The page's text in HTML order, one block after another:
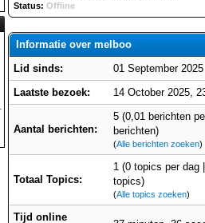
Status: Offline
Informatie over melboo
Lid sinds:
01 September 2025
Laatste bezoek:
14 October 2025,
Aantal berichten:
5 (0,01 berichten
berichten)
(Alle berichten zoeken)
Totaal Topics:
1 (0 topics per dag
topics)
(Alle topics zoeken)
Tijd online